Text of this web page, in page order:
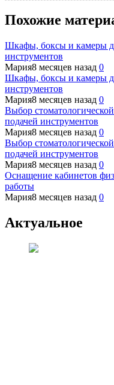
Похожие
Шкафы, боксы и камеры
инструментов
Мария8 месяцев назад 0
Шкафы, боксы и камеры
инструментов
Мария8 месяцев назад 0
Выбор
подачей инструментов
Мария8 месяцев назад 0
Выбор
подачей инструментов
Мария8 месяцев назад 0
Оснащение кабинетов
работы
Мария8 месяцев назад 0
Актуальное